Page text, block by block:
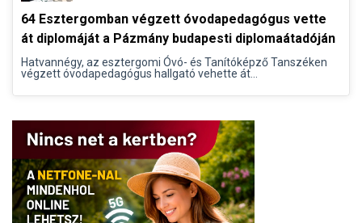
64 Esztergomban végzett óvodapedagógus vette
át diplomáját a Pázmány budapesti diplomaátadóján
Hatvannégy, az esztergomi Óvó- és Tanítóképző Tanszéken
végzett óvodapedagógus hallgató vehette át...